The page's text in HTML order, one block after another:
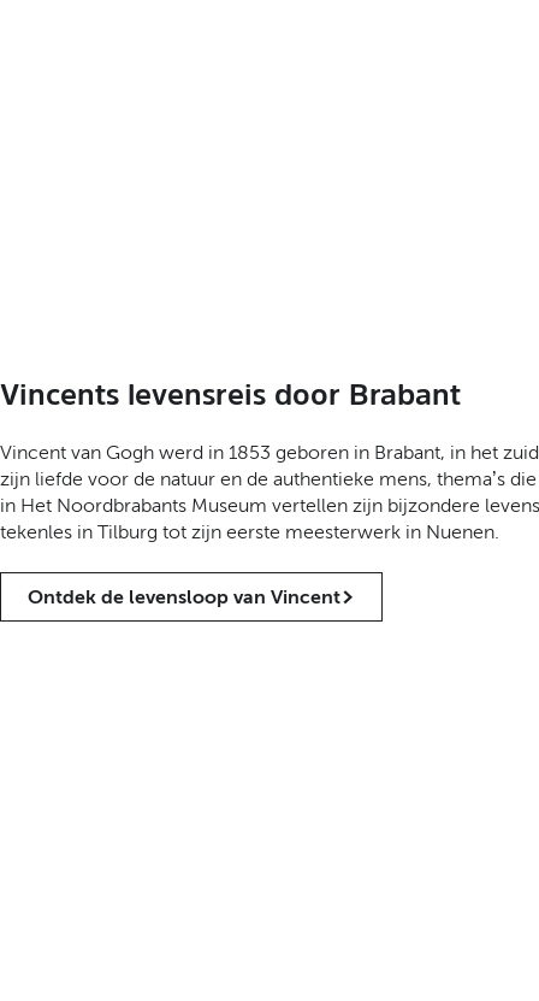
Vincents levensreis door Brabant
Vincent van Gogh werd in 1853 geboren in Brabant, in het
zijn liefde voor de natuur en de authentieke mens, thema’s
in Het Noordbrabants Museum vertellen zijn bijzondere
tekenles in Tilburg tot zijn eerste meesterwerk in Nuenen.
Ontdek de levensloop van Vincent